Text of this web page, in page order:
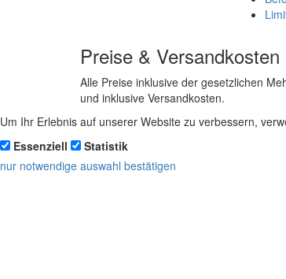
Preise & Versandkosten
Alle Preise inklusive der gesetzlichen
und inklusive Versandkosten.
Um Ihr Erlebnis auf unserer Website zu verbessern,
Essenziell
Statistik
nur notwendige auswahl bestätigen